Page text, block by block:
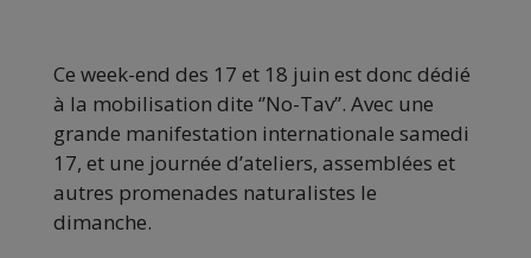
Ce week-end des 17 et 18 juin est donc dédié
à la mobilisation dite ‘’No-Tav’’. Avec une
grande manifestation internationale samedi
17, et une journée d’ateliers, assemblées et
autres promenades naturalistes le
dimanche.